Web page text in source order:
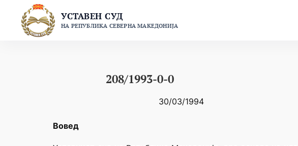
content
УСТАВЕН СУД
НА РЕПУБЛИКА СЕВЕРНА МАКЕДОНИЈА
208/1993-0-0
30/03/1994
Вовед